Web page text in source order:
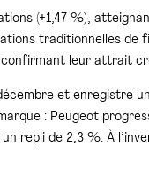
(+1,47 %),
traditionnelles de
leur attrait
et enregistre
: Peugeot
repli de 2,3 %. À